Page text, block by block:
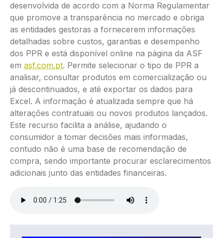
desenvolvida de acordo com a Norma Regulamentar
que promove a transparência no mercado e obriga
as entidades gestoras a fornecerem informações
detalhadas sobre custos, garantias e desempenho
dos PPR e está disponível online na página da ASF
em asf.com.pt. Permite selecionar o tipo de PPR a
analisar, consultar produtos em comercialização ou
já descontinuados, e até exportar os dados para
Excel. A informação é atualizada sempre que há
alterações contratuais ou novos produtos lançados.
Este recurso facilita a análise, ajudando o
consumidor a tomar decisões mais informadas,
contudo não é uma base de recomendação de
compra, sendo importante procurar esclarecimentos
adicionais junto das entidades financeiras.